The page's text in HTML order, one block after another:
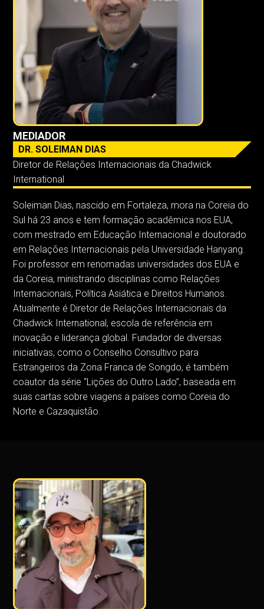
MEDIADOR
DR. SOLEIMAN DIAS​
Diretor de Relações Internacionais da Chadwick
International
Soleiman Dias, nascido em Fortaleza, mora na Coreia do
Sul há 23 anos e tem formação acadêmica nos EUA,
com mestrado em Educação Internacional e doutorado
em Relações Internacionais pela Universidade Hanyang.
Foi professor em renomadas universidades dos EUA e
da Coreia, ministrando disciplinas como Relações
Internacionais, Política Asiática e Direitos Humanos.
Atualmente é Diretor de Relações Internacionais da
Chadwick International, escola de referência em
inovação e liderança global. Fundador de diversas
iniciativas, como o Conselho Consultivo para
Estrangeiros da Zona Franca de Songdo, é também
coautor da série “Lições do Outro Lado”, baseada em
suas cartas sobre viagens a países como Coreia do
Norte e Cazaquistão.